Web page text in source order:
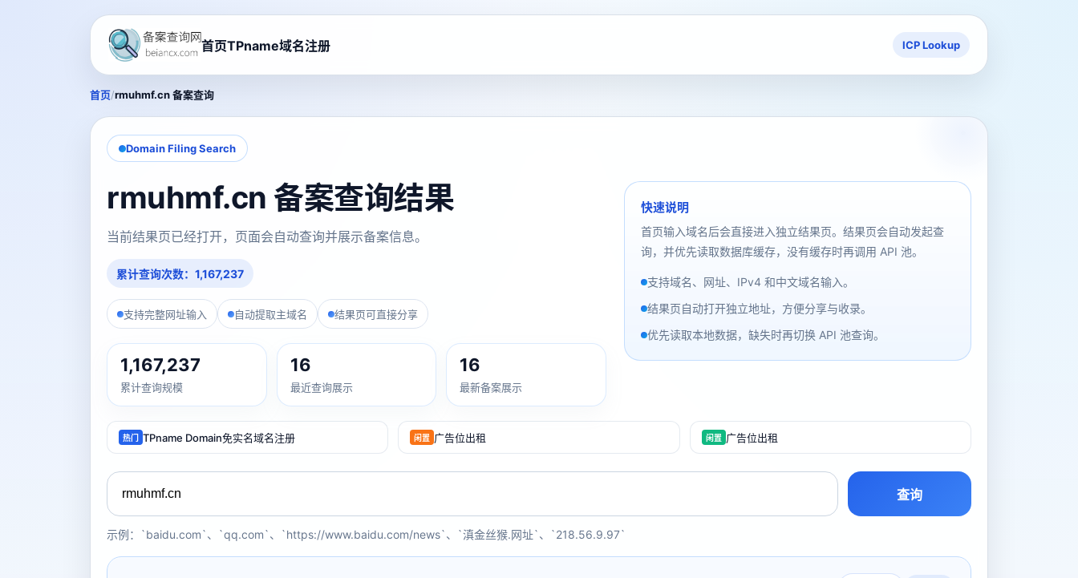
首页TPname域名注册 ICP Lookup
首页/rmuhmf.cn 备案查询
Domain Filing Search
rmuhmf.cn 备案查询结果
当前结果页已经打开，页面会自动查询并展示备案信息。
累计查询次数：1,167,237
支持完整网址输入 自动提取主域名 结果页可直接分享
1,167,237
累计查询规模
16
最近查询展示
16
最新备案展示
快速说明
首页输入域名后会直接进入独立结果页。结果页会自动发起查
询，并优先读取数据库缓存，没有缓存时再调用 API 池。
支持域名、网址、IPv4 和中文域名输入。
结果页自动打开独立地址，方便分享与收录。
优先读取本地数据，缺失时再切换 API 池查询。
热门 TPname Domain免实名域名注册 闲置 广告位出租 闲置 广告位出租
查询
示例：`baidu.com`、`qq.com`、`https://www.baidu.com/news`、`滇金丝猴.网址`、`218.56.9.97`